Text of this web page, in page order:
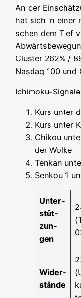
An der
hat sich in einer
schen dem Tief
Clus­ter 262% /
Nasdaq 100 und
Ichi­mo­ku-
Kurs unter
Kurs unter
Chi­kou
der Wolke
Ten­kan
Sen­kou 1
Unter­
stüt­
zun­
gen
Wider­
stän­de